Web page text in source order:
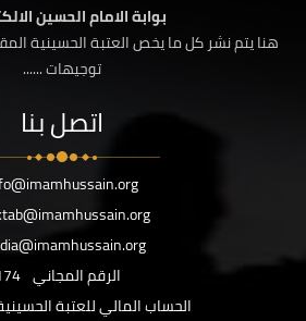
بوابة الامام الحسين
هنا يتم نشر كل ما يخص العتبة الحسينية
توجيهات ......
اتصل بنا
الرقم المجاني
الحساب المالي للعتبة